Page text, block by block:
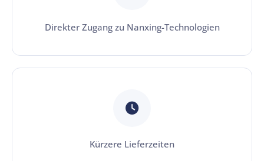
Direkter Zugang zu Nanxing-Technologien
Kürzere Lieferzeiten